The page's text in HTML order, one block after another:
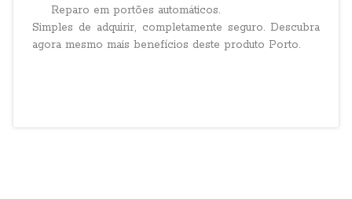
Reparo em portões automáticos.
Simples de adquirir, completamente seguro. Descubra
agora mesmo mais benefícios deste produto Porto.